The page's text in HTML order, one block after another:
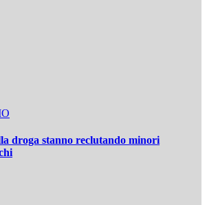
droga stanno reclutando minori